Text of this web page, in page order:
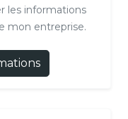
les informations
mon entreprise.